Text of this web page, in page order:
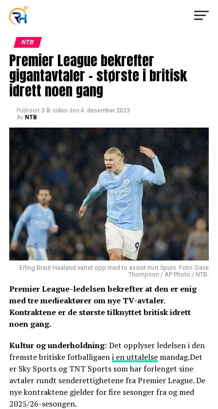
NTB
Premier League bekrefter
gigantavtaler – største i britisk
idrett noen gang
Publisert 3 år siden den 4. desember 2023
Av NTB
Erling Braut Haaland vartet opp med to assist mot Spurs. Foto: Dave
Thompson / AP Photo / NTB.
Premier League-ledelsen bekrefter at den er enig
med tre medieaktører om nye TV-avtaler.
Kontraktene er de største tilknyttet britisk idrett
noen gang.
Kultur og underholdning: Det opplyser ledelsen i den
fremste britiske fotballigaeni en uttalelsemandag.Det
er Sky Sports og TNT Sports som har forlenget sine
avtaler rundt senderettighetene fra Premier League. De
nye kontraktene gjelder for fire sesonger fra og med
2025/26-sesongen.